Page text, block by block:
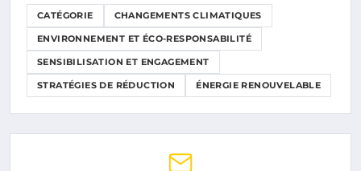
CATÉGORIE CHANGEMENTS CLIMATIQUES
ENVIRONNEMENT ET ÉCO-RESPONSABILITÉ
SENSIBILISATION ET ENGAGEMENT
STRATÉGIES DE RÉDUCTION ÉNERGIE RENOUVELABLE